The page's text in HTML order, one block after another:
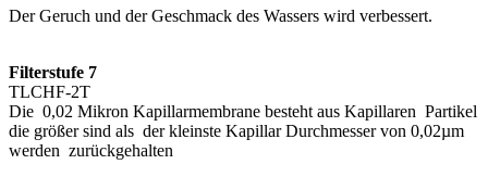
Der Geruch und der Geschmack des Wassers wird verbessert.
Filterstufe 7
TLCHF-2T
Die 0,02 Mikron Kapillarmembrane besteht aus Kapillaren Partikel
die größer sind als der kleinste Kapillar Durchmesser von 0,02µm
werden zurückgehalten